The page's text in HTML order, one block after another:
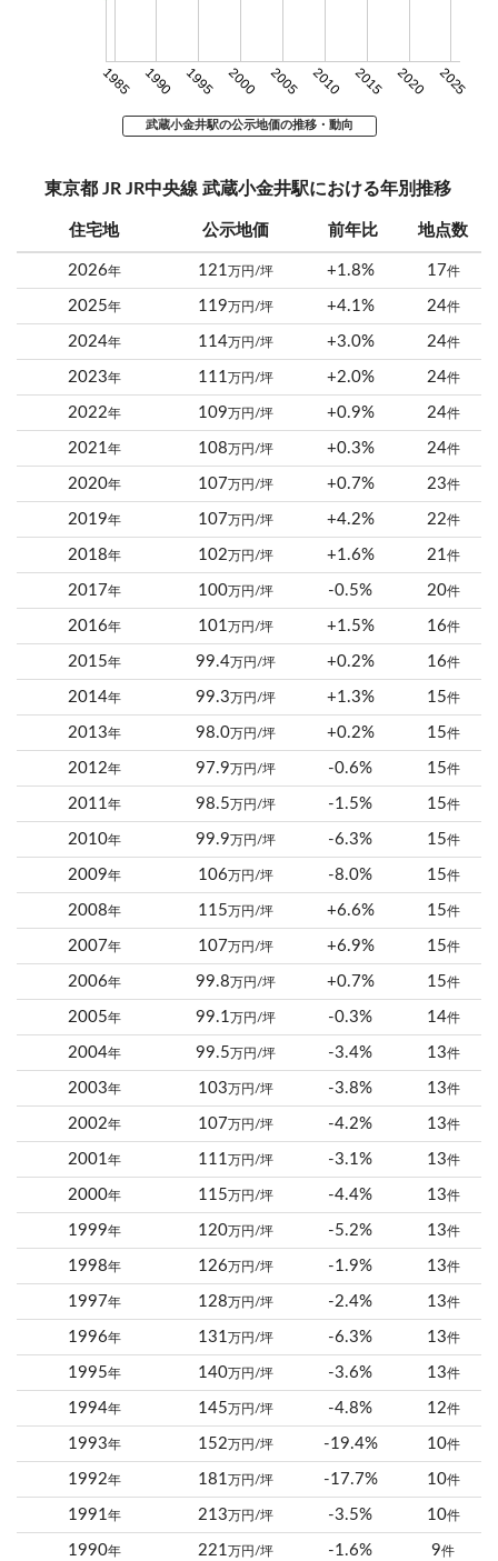
1985 1990 1995 2000 2005 2010 2015 2020 2025
武蔵小金井駅の公示地価の推移・動向
東京都 JR JR中央線 武蔵小金井駅における年別推移
住宅地 公示地価 前年比 地点数
2026年 121万円/坪 +1.8% 17件
2025年 119万円/坪 +4.1% 24件
2024年 114万円/坪 +3.0% 24件
2023年 111万円/坪 +2.0% 24件
2022年 109万円/坪 +0.9% 24件
2021年 108万円/坪 +0.3% 24件
2020年 107万円/坪 +0.7% 23件
2019年 107万円/坪 +4.2% 22件
2018年 102万円/坪 +1.6% 21件
2017年 100万円/坪 -0.5% 20件
2016年 101万円/坪 +1.5% 16件
2015年 99.4万円/坪 +0.2% 16件
2014年 99.3万円/坪 +1.3% 15件
2013年 98.0万円/坪 +0.2% 15件
2012年 97.9万円/坪 -0.6% 15件
2011年 98.5万円/坪 -1.5% 15件
2010年 99.9万円/坪 -6.3% 15件
2009年 106万円/坪 -8.0% 15件
2008年 115万円/坪 +6.6% 15件
2007年 107万円/坪 +6.9% 15件
2006年 99.8万円/坪 +0.7% 15件
2005年 99.1万円/坪 -0.3% 14件
2004年 99.5万円/坪 -3.4% 13件
2003年 103万円/坪 -3.8% 13件
2002年 107万円/坪 -4.2% 13件
2001年 111万円/坪 -3.1% 13件
2000年 115万円/坪 -4.4% 13件
1999年 120万円/坪 -5.2% 13件
1998年 126万円/坪 -1.9% 13件
1997年 128万円/坪 -2.4% 13件
1996年 131万円/坪 -6.3% 13件
1995年 140万円/坪 -3.6% 13件
1994年 145万円/坪 -4.8% 12件
1993年 152万円/坪 -19.4% 10件
1992年 181万円/坪 -17.7% 10件
1991年 213万円/坪 -3.5% 10件
1990年 221万円/坪 -1.6% 9件